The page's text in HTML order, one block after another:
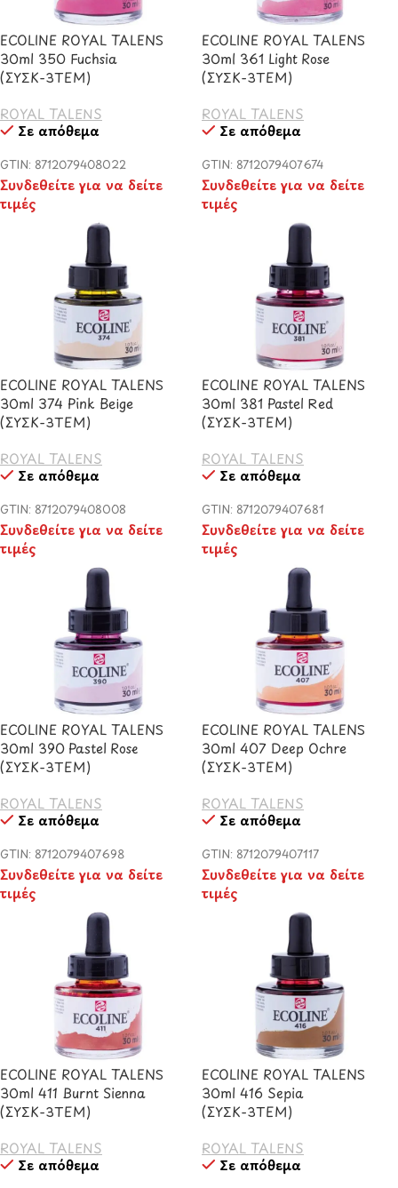
ECOLINE ROYAL TALENS
30ml 350 Fuchsia
(ΣΥΣΚ-3TEM)
ROYAL TALENS
Σε απόθεμα
GTIN: 8712079408022
Συνδεθείτε για να δείτε
τιμές
ECOLINE ROYAL TALENS
30ml 361 Light Rose
(ΣΥΣΚ-3TEM)
ROYAL TALENS
Σε απόθεμα
GTIN: 8712079407674
Συνδεθείτε για να δείτε
τιμές
ECOLINE ROYAL TALENS
30ml 374 Pink Beige
(ΣΥΣΚ-3TEM)
ROYAL TALENS
Σε απόθεμα
GTIN: 8712079408008
Συνδεθείτε για να δείτε
τιμές
ECOLINE ROYAL TALENS
30ml 381 Pastel Red
(ΣΥΣΚ-3TEM)
ROYAL TALENS
Σε απόθεμα
GTIN: 8712079407681
Συνδεθείτε για να δείτε
τιμές
ECOLINE ROYAL TALENS
30ml 390 Pastel Rose
(ΣΥΣΚ-3TEM)
ROYAL TALENS
Σε απόθεμα
GTIN: 8712079407698
Συνδεθείτε για να δείτε
τιμές
ECOLINE ROYAL TALENS
30ml 407 Deep Ochre
(ΣΥΣΚ-3TEM)
ROYAL TALENS
Σε απόθεμα
GTIN: 8712079407117
Συνδεθείτε για να δείτε
τιμές
ECOLINE ROYAL TALENS
30ml 411 Burnt Sienna
(ΣΥΣΚ-3TEM)
ROYAL TALENS
Σε απόθεμα
ECOLINE ROYAL TALENS
30ml 416 Sepia
(ΣΥΣΚ-3TEM)
ROYAL TALENS
Σε απόθεμα